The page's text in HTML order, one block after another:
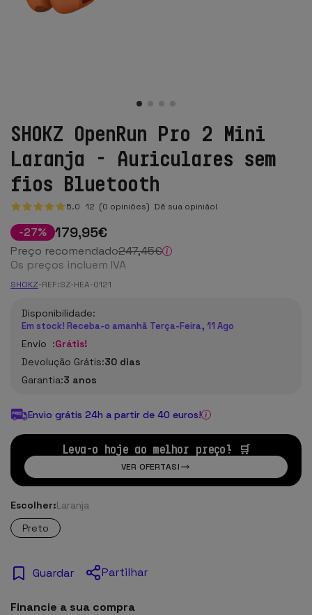
SHOKZ OpenRun Pro 2 Mini
Laranja - Auriculares sem
fios Bluetooth
5.0 12 (0 opiniões) Dê sua opinião!
-27% 179,95€
Preço recomendado247,45€
Os preços incluem IVA
SHOKZ-REF:SZ-HEA-0121
Disponibilidade:
Em stock! Receba-o amanhã Terça-Feira, 11 Ago
Envío :Grátis!
Devolução Grátis:30 dias
Garantia:3 anos
Envio grátis 24h a partir de 40 euros!
Leva-o hoje ao melhor preço! 🛒
VER OFERTAS!
Escolher:Laranja
Preto
Guardar Partilhar
Financie a sua compra